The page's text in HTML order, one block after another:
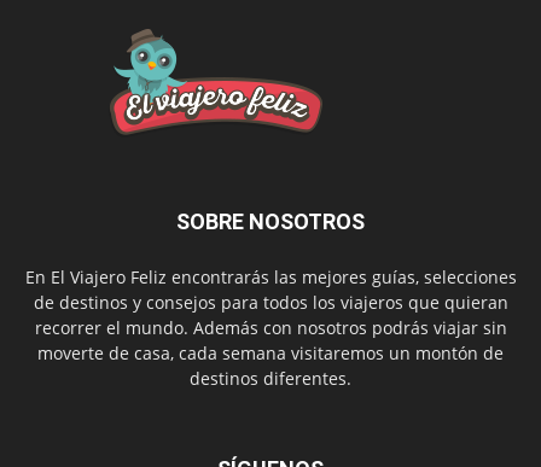
SOBRE NOSOTROS
En El Viajero Feliz encontrarás las mejores guías, selecciones
de destinos y consejos para todos los viajeros que quieran
recorrer el mundo. Además con nosotros podrás viajar sin
moverte de casa, cada semana visitaremos un montón de
destinos diferentes.